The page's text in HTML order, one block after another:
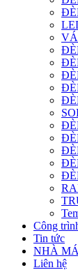
Công
Tin tức
NHÀ
Liên hệ